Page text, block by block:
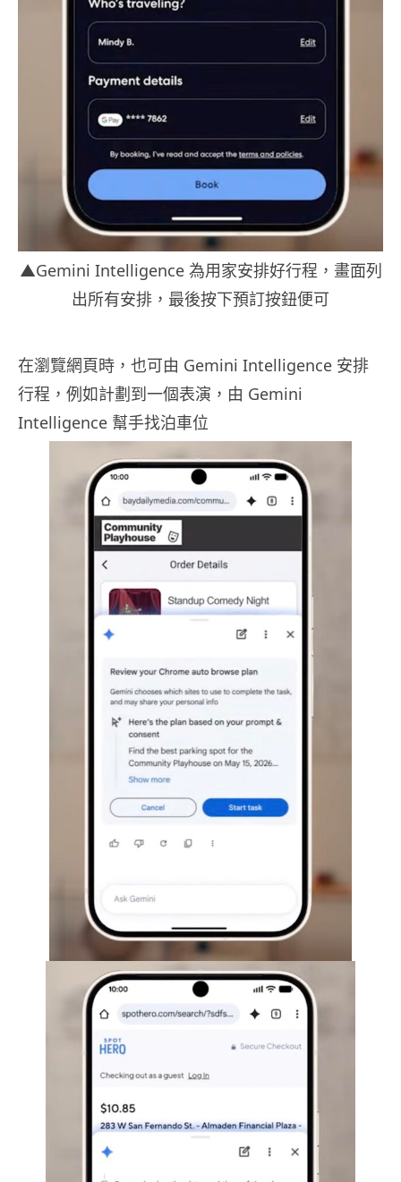
▲Gemini Intelligence 為用家安排好行程，畫面列
出所有安排，最後按下預訂按鈕便可
在瀏覽網頁時，也可由 Gemini Intelligence 安排
行程，例如計劃到一個表演，由 Gemini
Intelligence 幫手找泊車位